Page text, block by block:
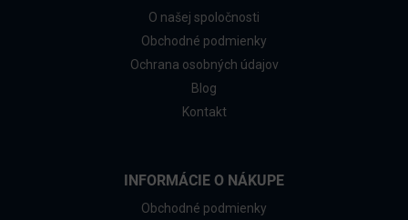
O našej spoločnosti
Obchodné podmienky
Ochrana osobných údajov
Blog
Kontakt
INFORMÁCIE O NÁKUPE
Obchodné podmienky